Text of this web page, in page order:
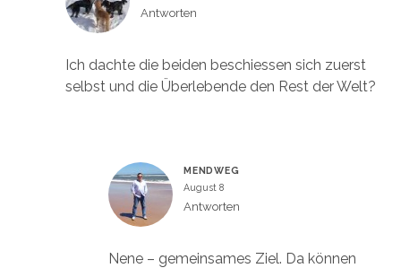
Antworten
Ich dachte die beiden beschiessen sich zuerst
selbst und die Überlebende den Rest der Welt?
MENDWEG
August 8
Antworten
Nene – gemeinsames Ziel. Da können